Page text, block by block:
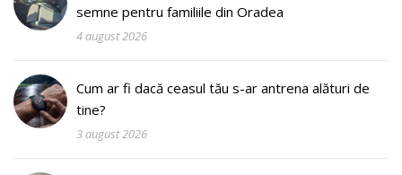
semne pentru familiile din Oradea
4 august 2026
Cum ar fi dacă ceasul tău s-ar antrena alături de
tine?
3 august 2026